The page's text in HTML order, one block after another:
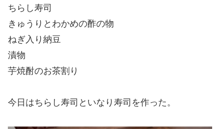
ちらし寿司
きゅうりとわかめの酢の物
ねぎ入り納豆
漬物
芋焼酎のお茶割り
今日はちらし寿司といなり寿司を作った。